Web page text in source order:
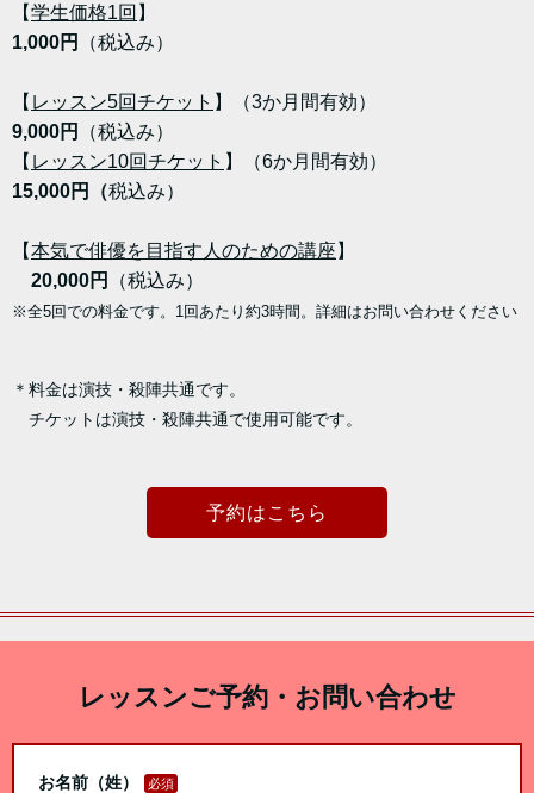
【学生価格1回 】
1,000円
（税込み）
【 レッスン5回チケット 】（3か月間有効）
9,000円
（税込み）
【 レッスン10回チケット 】（6か月間有効）
15,000円（税込み）
【本気で俳優を目指す人のための講座 】
20,000円
（税込み）
※全5回での料金です。1回あたり約3時間。詳細はお問い合わせください
＊料金は演技・殺陣共通です。
チケットは演技・殺陣共通で使用可能です。
予約はこちら
レッスンご予約・お問い合わせ
お名前（姓）